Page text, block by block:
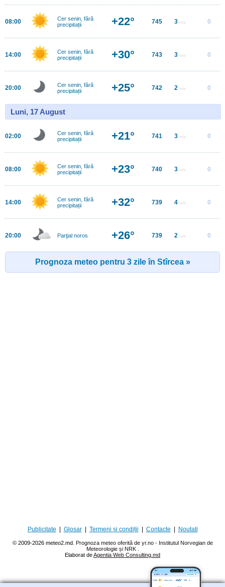
08:00
Cer senin, fără
precipitații
+22° 745 3 m/s 0
14:00
Cer senin, fără
precipitații
+30° 743 3 m/s 0
20:00
Cer senin, fără
precipitații
+25° 742 2 m/s 0
Luni, 17 August
02:00
Cer senin, fără
precipitații
+21° 741 3 m/s 0
08:00
Cer senin, fără
precipitații
+23° 740 3 m/s 0
14:00
Cer senin, fără
precipitații
+32° 739 4 m/s 0
20:00 Parţial noros +26° 739 2 m/s 0
Prognoza meteo pentru 3 zile în Stîrcea »
Publicitate Glosar| Termeni și condiții Contacte Noutati
© 2009-2026 meteo2.md. Prognoza meteo oferită de yr.no - Institutul Norvegian de
Meteorologie și NRK
Elaborat deAgentia Web Consulting.md